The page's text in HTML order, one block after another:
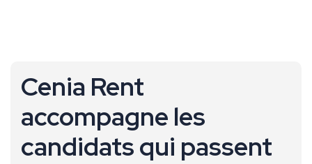
Cenia Rent
accompagne les
candidats qui passent